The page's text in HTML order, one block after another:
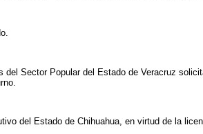
Sector Popular del Estado de Veracruz
del Estado de Chihuahua, en virtud de la